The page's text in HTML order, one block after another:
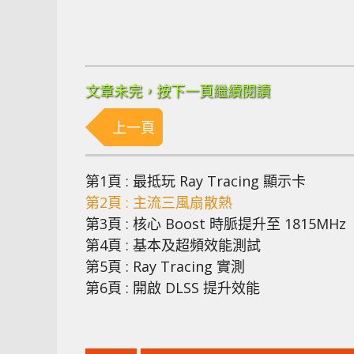
文章未完，按下一頁繼續閱讀
上一頁
第1頁 : 最抵玩 Ray Tracing 顯示卡
第2頁 : 主流三風扇散熱
第3頁 : 核心 Boost 時脈提升至 1815MHz
第4頁 : 基本及超頻效能測試
第5頁 : Ray Tracing 實測
第6頁 : 開啟 DLSS 提升效能